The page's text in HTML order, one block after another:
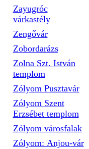
Zayugróc
várkastély
Zengővár
Zobordarázs
Zolna Szt. István
templom
Zólyom Pusztavár
Zólyom Szent
Erzsébet templom
Zólyom városfalak
Zólyom: Anjou-vár